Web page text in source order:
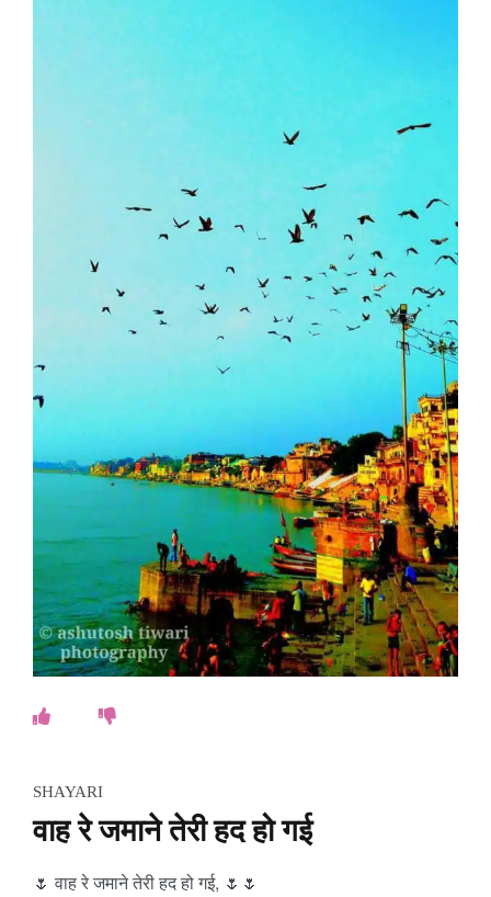
SHAYARI
वाह रे जमाने तेरी हद हो गई
🌷 वाह रे जमाने तेरी हद हो गई, 🌷🌷